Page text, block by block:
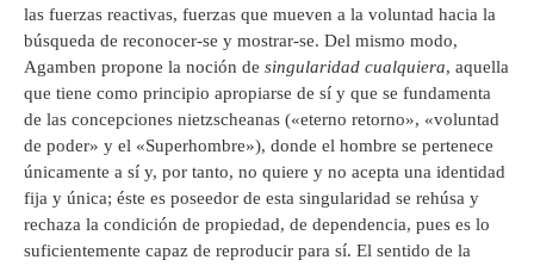
las fuerzas reactivas, fuerzas que mueven a la voluntad hacia la
búsqueda de reconocer-se y mostrar-se. Del mismo modo,
Agamben propone la noción de singularidad cualquiera, aquella
que tiene como principio apropiarse de sí y que se fundamenta
de las concepciones nietzscheanas («eterno retorno», «voluntad
de poder» y el «Superhombre»), donde el hombre se pertenece
únicamente a sí y, por tanto, no quiere y no acepta una identidad
fija y única; éste es poseedor de esta singularidad se rehúsa y
rechaza la condición de propiedad, de dependencia, pues es lo
suficientemente capaz de reproducir para sí. El sentido de la